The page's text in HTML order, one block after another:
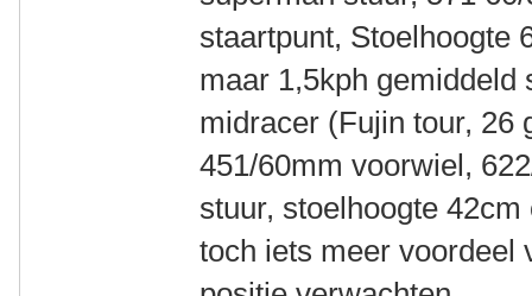
staartpunt, Stoelhoogte
maar 1,5kph
midracer (Fujin tour, 26
451/60mm voorwiel,
stuur, stoelhoogte
toch iets meer voordeel